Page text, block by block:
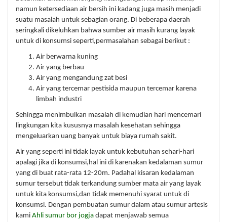
namun ketersediaan air bersih ini kadang juga masih menjadi
suatu masalah untuk sebagian orang. Di beberapa daerah
seringkali dikeluhkan bahwa sumber air masih kurang layak
untuk di konsumsi seperti,permasalahan sebagai berikut :
Air berwarna kuning
Air yang berbau
Air yang mengandung zat besi
Air yang tercemar pestisida maupun tercemar karena
limbah industri
Sehingga menimbulkan masalah di kemudian hari mencemari
lingkungan kita kususnya masalah kesehatan sehingga
mengeluarkan uang banyak untuk biaya rumah sakit.
Air yang seperti ini tidak layak untuk kebutuhan sehari-hari
apalagi jika di konsumsi,hal ini di karenakan kedalaman sumur
yang di buat rata-rata 12-20m. Padahal kisaran kedalaman
sumur tersebut tidak terkandung sumber mata air yang layak
untuk kita konsumsi,dan tidak memenuhi syarat untuk di
konsumsi. Dengan pembuatan sumur dalam atau sumur artesis
kami Ahli sumur bor jogja dapat menjawab semua